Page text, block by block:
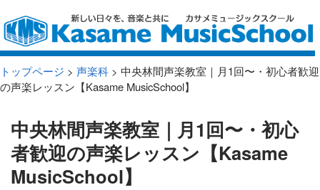
トップページ > 声楽科 > 中央林間声楽教室｜月1回〜・初心者歓迎
の声楽レッスン【Kasame MusicSchool】
中央林間声楽教室｜月1回〜・初心
者歓迎の声楽レッスン【Kasame
MusicSchool】